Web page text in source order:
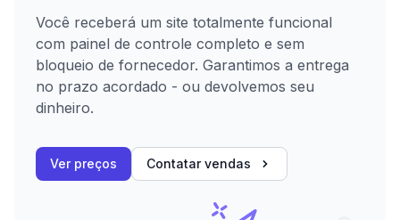
Você receberá um site totalmente funcional
com painel de controle completo e sem
bloqueio de fornecedor. Garantimos a entrega
no prazo acordado - ou devolvemos seu
dinheiro.
Ver preços Contatar vendas